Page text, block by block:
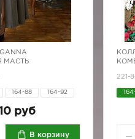
МАСТЬ
164-88 164-92
руб
В корзину
221-